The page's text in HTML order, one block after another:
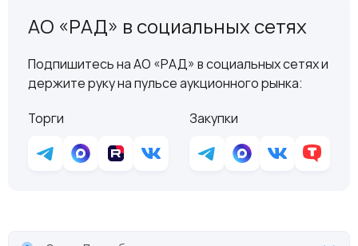
АО «РАД» в социальных сетях
Подпишитесь на АО «РАД» в социальных сетях и
держите руку на пульсе аукционного рынка:
Торги
Закупки